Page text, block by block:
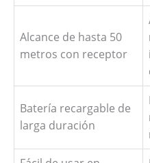
Alcance de hasta 50
metros con receptor
Batería recargable de
larga duración